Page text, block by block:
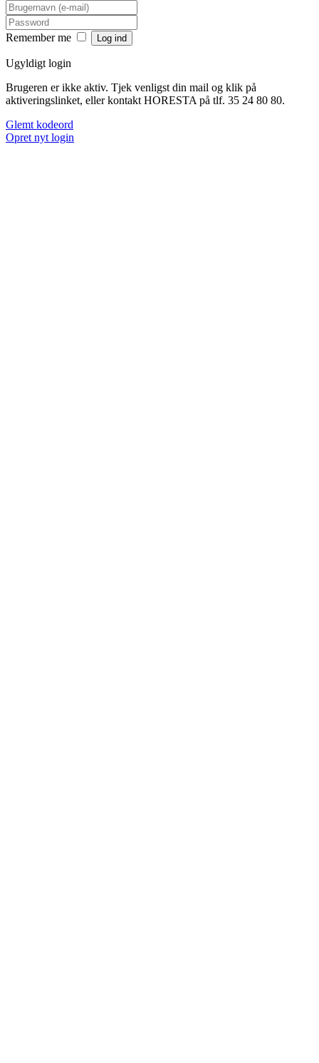
Remember me
Ugyldigt login
Brugeren er ikke aktiv. Tjek venligst din mail og klik på
aktiveringslinket, eller kontakt HORESTA på tlf. 35 24 80 80.
Glemt kodeord
Opret nyt login